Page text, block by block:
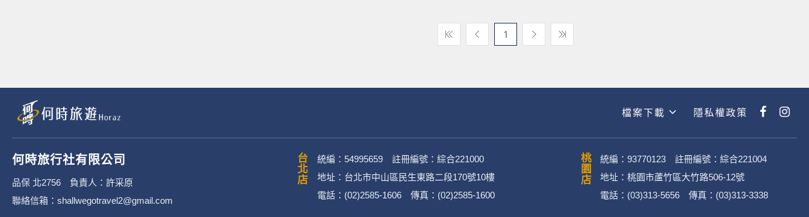
1
檔案下載 隱私權政策
何時旅行社有限公司
品保 北2756 負責人：許采原
聯絡信箱：shallwegotravel2@gmail.com
台北店
統編：54995659 註冊編號：綜合221000
地址：台北市中山區民生東路二段170號10樓
電話：(02)2585-1606 傳真：(02)2585-1600
桃園店
統編：93770123 註冊編號：綜合221004
地址：桃園市蘆竹區大竹路506-12號
電話：(03)313-5656 傳真：(03)313-3338